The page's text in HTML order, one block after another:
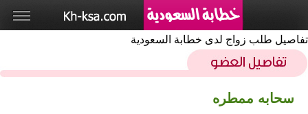
تفاصيل طلب زواج لدى خطابة السعودية
سحابه ممطره